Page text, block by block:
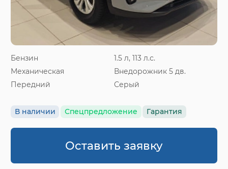
Бензин
1.5 л, 113 л.с.
Механическая
Внедорожник 5 дв.
Передний
Серый
В наличии Спецпредложение Гарантия
Оставить заявку